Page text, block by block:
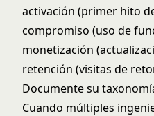
activación (primer hito
compromiso (uso de
monetización
retención (visitas de
Documente su
Cuando múltiples